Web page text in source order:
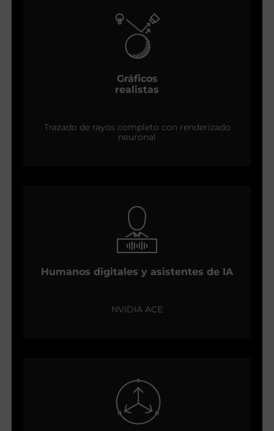
Gráficos
realistas
Trazado de rayos completo con renderizado
neuronal
Humanos digitales y asistentes de IA
NVIDIA ACE